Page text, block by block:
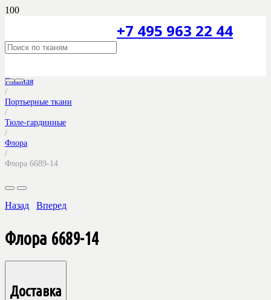
+7 495 963 22 44
Главная
/
Портьерные ткани
/
Тюле-гардинные
/
Флора
/
Флора 6689-14
Назад Вперед
Флора 6689-14
Доставка